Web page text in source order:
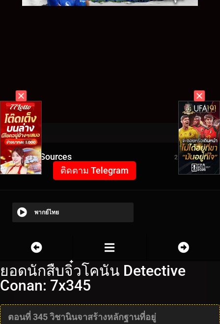
Video Sources 2188 Views
ติดตาม Telegram
พากย์ไทย
ยอดนักสืบจิ๋วโคนัน Detective
Conan: 7x345
ตอนที่ 345 วิชานินจาสร้างหลักฐานที่อยู่